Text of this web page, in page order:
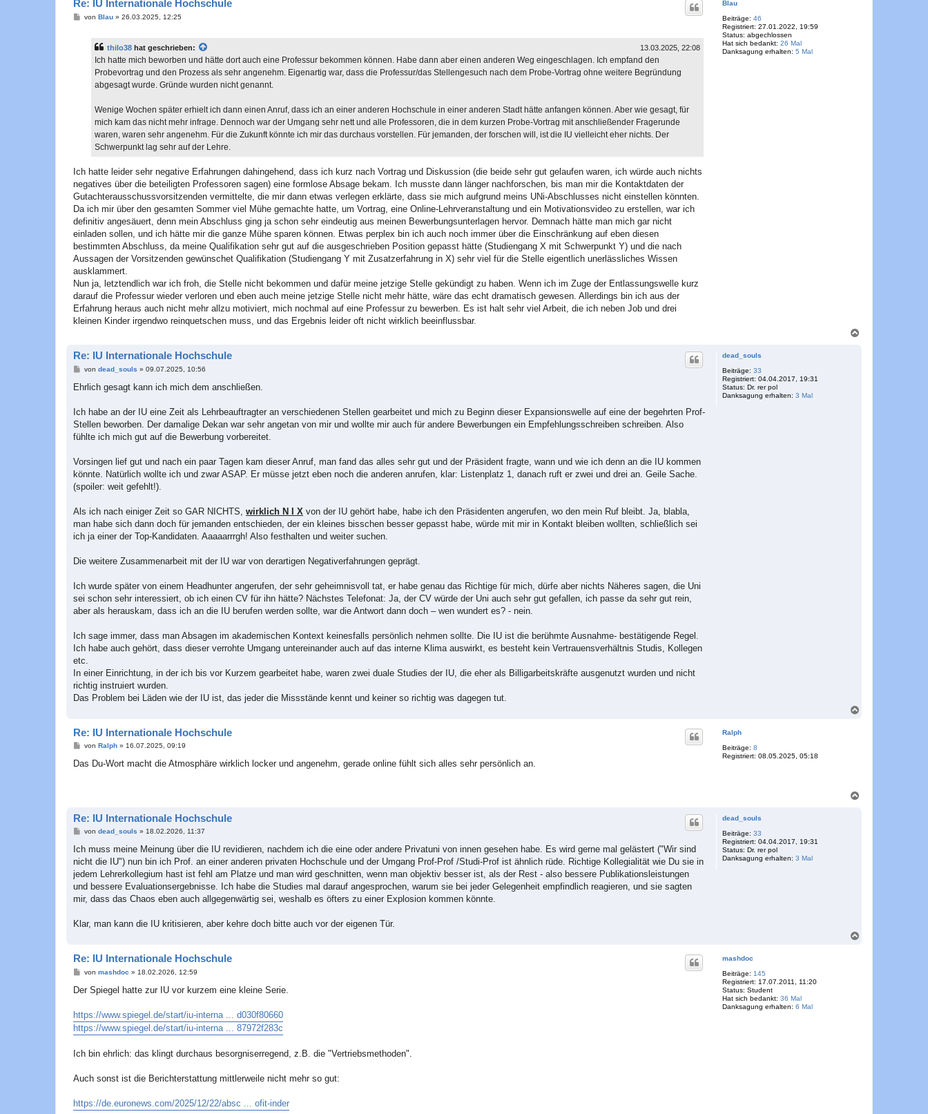
Blau
Beiträge: 46
Registriert: 27.01.2022, 19:59
Status: abgechlossen
Hat sich bedankt: 26 Mal
Danksagung erhalten: 5 Mal
Re: IU Internationale Hochschule
Bvon Blau» 26.03.2025, 12:25
thilo38 hat geschrieben: 13.03.2025, 22:08
Ich hatte mich beworben und hätte dort auch eine Professur bekommen können. Habe dann aber einen anderen Weg eingeschlagen. Ich empfand den
Probevortrag und den Prozess als sehr angenehm. Eigenartig war, dass die Professur/das Stellengesuch nach dem Probe-Vortrag ohne weitere Begründung
abgesagt wurde. Gründe wurden nicht genannt.
Wenige Wochen später erhielt ich dann einen Anruf, dass ich an einer anderen Hochschule in einer anderen Stadt hätte anfangen können. Aber wie gesagt, für
mich kam das nicht mehr infrage. Dennoch war der Umgang sehr nett und alle Professoren, die in dem kurzen Probe-Vortrag mit anschließender Fragerunde
waren, waren sehr angenehm. Für die Zukunft könnte ich mir das durchaus vorstellen. Für jemanden, der forschen will, ist die IU vielleicht eher nichts. Der
Schwerpunkt lag sehr auf der Lehre.
Ich hatte leider sehr negative Erfahrungen dahingehend, dass ich kurz nach Vortrag und Diskussion (die beide sehr gut gelaufen waren, ich würde auch nichts
negatives über die beteiligten Professoren sagen) eine formlose Absage bekam. Ich musste dann länger nachforschen, bis man mir die Kontaktdaten der
Gutachterausschussvorsitzenden vermittelte, die mir dann etwas verlegen erklärte, dass sie mich aufgrund meins UNi-Abschlusses nicht einstellen könnten.
Da ich mir über den gesamten Sommer viel Mühe gemachte hatte, um Vortrag, eine Online-Lehrveranstaltung und ein Motivationsvideo zu erstellen, war ich
definitiv angesäuert, denn mein Abschluss ging ja schon sehr eindeutig aus meinen Bewerbungsunterlagen hervor. Demnach hätte man mich gar nicht
einladen sollen, und ich hätte mir die ganze Mühe sparen können. Etwas perplex bin ich auch noch immer über die Einschränkung auf eben diesen
bestimmten Abschluss, da meine Qualifikation sehr gut auf die ausgeschrieben Position gepasst hätte (Studiengang X mit Schwerpunkt Y) und die nach
Aussagen der Vorsitzenden gewünschet Qualifikation (Studiengang Y mit Zusatzerfahrung in X) sehr viel für die Stelle eigentlich unerlässliches Wissen
ausklammert.
Nun ja, letztendlich war ich froh, die Stelle nicht bekommen und dafür meine jetzige Stelle gekündigt zu haben. Wenn ich im Zuge der Entlassungswelle kurz
darauf die Professur wieder verloren und eben auch meine jetzige Stelle nicht mehr hätte, wäre das echt dramatisch gewesen. Allerdings bin ich aus der
Erfahrung heraus auch nicht mehr allzu motiviert, mich nochmal auf eine Professur zu bewerben. Es ist halt sehr viel Arbeit, die ich neben Job und drei
kleinen Kinder irgendwo reinquetschen muss, und das Ergebnis leider oft nicht wirklich beeinflussbar.
dead_souls
Beiträge: 33
Registriert: 04.04.2017, 19:31
Status: Dr. rer pol
Danksagung erhalten: 3 Mal
Re: IU Internationale Hochschule
B
i
a
von dead_souls » 09.07.2025, 10:56
Ehrlich gesagt kann ich mich dem anschließen.
Ich habe an der IU eine Zeit als Lehrbeauftragter an verschiedenen Stellen gearbeitet und mich zu Beginn dieser Expansionswelle auf eine der begehrten Prof-
Stellen beworben. Der damalige Dekan war sehr angetan von mir und wollte mir auch für andere Bewerbungen ein Empfehlungsschreiben schreiben. Also
fühlte ich mich gut auf die Bewerbung vorbereitet.
Vorsingen lief gut und nach ein paar Tagen kam dieser Anruf, man fand das alles sehr gut und der Präsident fragte, wann und wie ich denn an die IU kommen
könnte. Natürlich wollte ich und zwar ASAP. Er müsse jetzt eben noch die anderen anrufen, klar: Listenplatz 1, danach ruft er zwei und drei an. Geile Sache.
(spoiler: weit gefehlt!).
Als ich nach einiger Zeit so GAR NICHTS, wirklich N I X von der IU gehört habe, habe ich den Präsidenten angerufen, wo den mein Ruf bleibt. Ja, blabla,
man habe sich dann doch für jemanden entschieden, der ein kleines bisschen besser gepasst habe, würde mit mir in Kontakt bleiben wollten, schließlich sei
ich ja einer der Top-Kandidaten. Aaaaarrrgh! Also festhalten und weiter suchen.
Die weitere Zusammenarbeit mit der IU war von derartigen Negativerfahrungen geprägt.
Ich wurde später von einem Headhunter angerufen, der sehr geheimnisvoll tat, er habe genau das Richtige für mich, dürfe aber nichts Näheres sagen, die Uni
sei schon sehr interessiert, ob ich einen CV für ihn hätte? Nächstes Telefonat: Ja, der CV würde der Uni auch sehr gut gefallen, ich passe da sehr gut rein,
aber als herauskam, dass ich an die IU berufen werden sollte, war die Antwort dann doch – wen wundert es? - nein.
Ich sage immer, dass man Absagen im akademischen Kontext keinesfalls persönlich nehmen sollte. Die IU ist die berühmte Ausnahme- bestätigende Regel.
Ich habe auch gehört, dass dieser verrohte Umgang untereinander auch auf das interne Klima auswirkt, es besteht kein Vertrauensverhältnis Studis, Kollegen
etc.
In einer Einrichtung, in der ich bis vor Kurzem gearbeitet habe, waren zwei duale Studies der IU, die eher als Billigarbeitskräfte ausgenutzt wurden und nicht
richtig instruiert wurden.
Das Problem bei Läden wie der IU ist, das jeder die Missstände kennt und keiner so richtig was dagegen tut.
Ralph
Beiträge: 8
Registriert: 08.05.2025, 05:18
Re: IU Internationale Hochschule
B
i
von Ralph» 16.07.2025, 09:19
Das Du-Wort macht die Atmosphäre wirklich locker und angenehm, gerade online fühlt sich alles sehr persönlich an.
dead_souls
Beiträge: 33
Registriert: 04.04.2017, 19:31
Status: Dr. rer pol
Danksagung erhalten: 3 Mal
Re: IU Internationale Hochschule
B
i
r
a
von dead_souls » 18.02.2026, 11:37
Ich muss meine Meinung über die IU revidieren, nachdem ich die eine oder andere Privatuni von innen gesehen habe. Es wird gerne mal gelästert ("Wir sind
nicht die IU") nun bin ich Prof. an einer anderen privaten Hochschule und der Umgang Prof-Prof /Studi-Prof ist ähnlich rüde. Richtige Kollegialität wie Du sie in
jedem Lehrerkollegium hast ist fehl am Platze und man wird geschnitten, wenn man objektiv besser ist, als der Rest - also bessere Publikationsleistungen
und bessere Evaluationsergebnisse. Ich habe die Studies mal darauf angesprochen, warum sie bei jeder Gelegenheit empfindlich reagieren, und sie sagten
mir, dass das Chaos eben auch allgegenwärtig sei, weshalb es öfters zu einer Explosion kommen könnte.
Klar, man kann die IU kritisieren, aber kehre doch bitte auch vor der eigenen Tür.
mashdoc
Beiträge: 145
Registriert: 17.07.2011, 11:20
Status: Student
Hat sich bedankt: 36 Mal
Danksagung erhalten: 6 Mal
Re: IU Internationale Hochschule
B
i
a
g
von mashdoc » 18.02.2026, 12:59
Der Spiegel hatte zur IU vor kurzem eine kleine Serie.
https://www.spiegel.de/start/iu-interna ... d030f80660
https://www.spiegel.de/start/iu-interna ... 87972f283c
Ich bin ehrlich: das klingt durchaus besorgniserregend, z.B. die "Vertriebsmethoden".
Auch sonst ist die Berichterstattung mittlerweile nicht mehr so gut:
https://de.euronews.com/2025/12/22/absc ... ofit-inder